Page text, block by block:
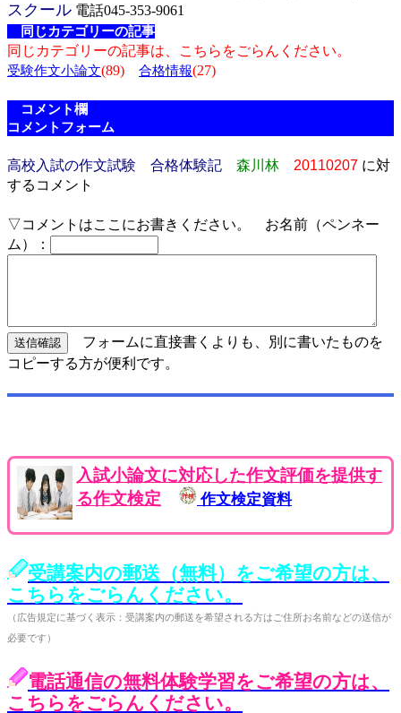
スクール 電話045-353-9061
同じカテゴリーの記事
同じカテゴリーの記事は、こちらをごらんください。
受験作文小論文(89) 合格情報(27)
コメント欄
コメントフォーム
高校入試の作文試験 合格体験記 森川林 20110207 に対
するコメント
▽コメントはここにお書きください。 お名前（ペンネー
ム）：
フォームに直接書くよりも、別に書いたものを
コピーする方が便利です。
入試小論文に対応した作文評価を提供す
る作文検定
作文検定資料
受講案内の郵送（無料）をご希望の方は、
こちらをごらんください。
（広告規定に基づく表示：受講案内の郵送を希望される方はご住所お名前などの送信が
必要です）
電話通信の無料体験学習をご希望の方は、
こちらをごらんください。